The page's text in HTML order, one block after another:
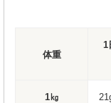
体重
1
1㎏